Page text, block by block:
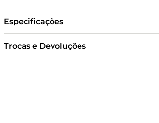
Especificações
Trocas e Devoluções